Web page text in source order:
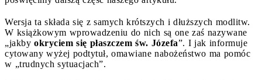
Wersja ta składa się z samych krótszych i dłuższych modlitw.
W książkowym wprowadzeniu do nich są one zaś nazywane
„jakby okryciem się płaszczem św. Józefa”. I jak informuje
cytowany wyżej podtytuł, omawiane nabożeństwo ma pomóc
w „trudnych sytuacjach”.